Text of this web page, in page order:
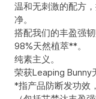
温和无刺激的配方
净。
搭配我们的丰盈强
98%天然植萃**。
纯素主义。
荣获Leaping Bunny
*指产品防断发功效